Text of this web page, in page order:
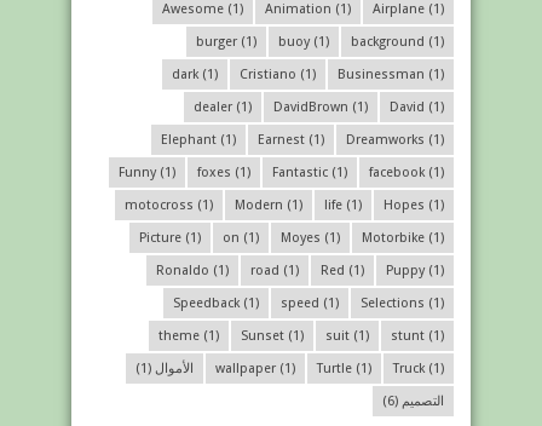
Airplane (1)
Animation (1)
Awesome (1)
background (1)
buoy(1)
burger (1)
Businessman (1)
Cristiano (1)
dark (1)
David (1)
DavidBrown (1)
dealer (1)
Dreamworks (1)
Earnest (1)
Elephant (1)
facebook (1)
Fantastic (1)
foxes (1)
Funny(1)
Hopes (1)
life (1)
Modern (1)
motocross (1)
Motorbike (1)
Moyes (1)
on (1)
Picture (1)
Puppy(1)
Red (1)
road (1)
Ronaldo (1)
Selections (1)
speed (1)
Speedback (1)
stunt (1)
suit (1)
Sunset (1)
theme (1)
Truck (1)
Turtle (1)
wallpaper (1) الأموال (1)
التصميم (6)